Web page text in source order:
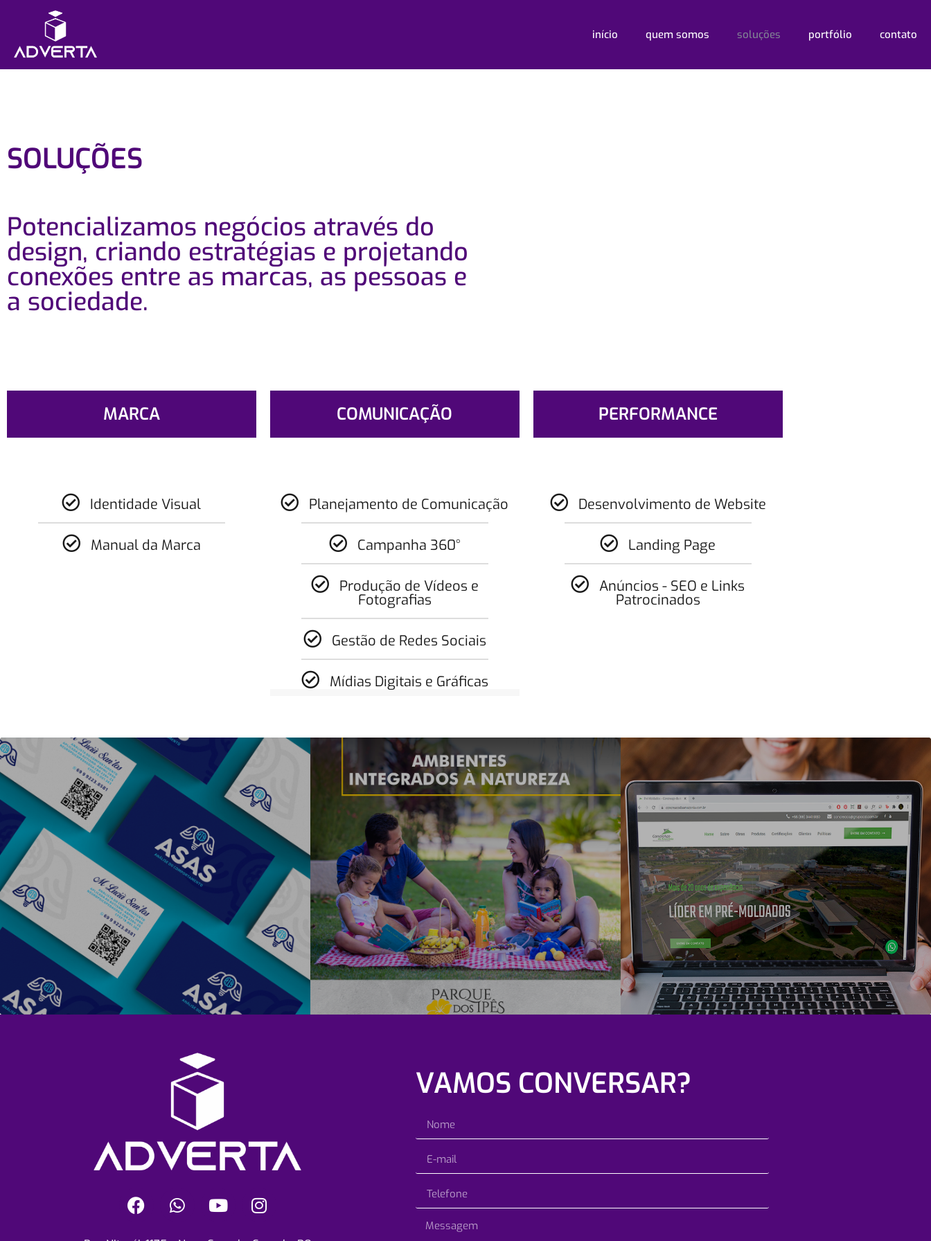
início quem somos soluções portfólio contato
SOLUÇÕES
Potencializamos negócios através do
design, criando estratégias e projetando
conexões entre as marcas, as pessoas e
a sociedade.
MARCA
Identidade Visual
Manual da Marca
COMUNICAÇÃO
Planejamento de Comunicação
Campanha 360°
Produção de Vídeos e
Fotografias
Gestão de Redes Sociais
Mídias Digitais e Gráficas
PERFORMANCE
Desenvolvimento de Website
Landing Page
Anúncios - SEO e Links
Patrocinados
VAMOS CONVERSAR?